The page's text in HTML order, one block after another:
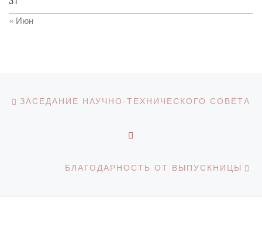
« Июн
Навигация по записям
ЗАСЕДАНИЕ НАУЧНО-ТЕХНИЧЕСКОГО СОВЕТА
БЛАГОДАРНОСТЬ ОТ ВЫПУСКНИЦЫ